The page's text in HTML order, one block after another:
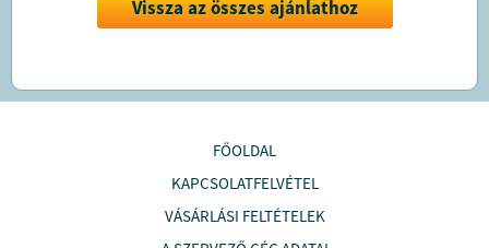
Vissza az összes ajánlathoz
FŐOLDAL
KAPCSOLATFELVÉTEL
VÁSÁRLÁSI FELTÉTELEK